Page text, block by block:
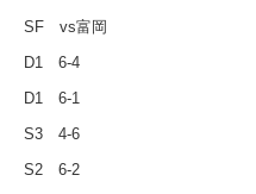
SF vs富岡
D1
6-4
D1
6-1
S3
4-6
S2
6-2